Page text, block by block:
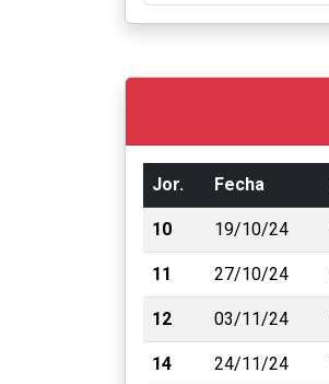
Jor. Fecha
10 19/10/24
11 27/10/24
12 03/11/24
14 24/11/24